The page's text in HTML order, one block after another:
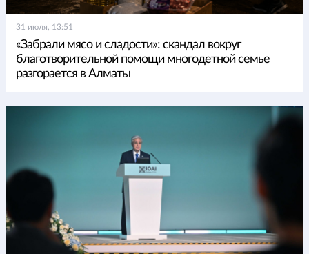
31 июля, 13:51
«Забрали мясо и сладости»: скандал вокруг
благотворительной помощи многодетной семье
разгорается в Алматы